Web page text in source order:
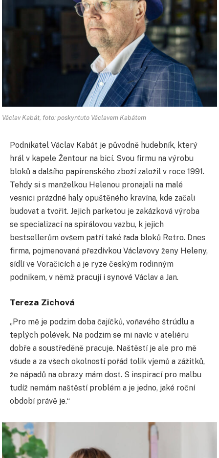
Václav Kabát, foto: poskyntuto Václavem Kabátem
Podnikatel Václav Kabát je původně hudebník, který
hrál v kapele Žentour na bicí. Svou firmu na výrobu
bloků a dalšího papírenského zboží založil v roce 1991.
Tehdy si s manželkou Helenou pronajali na malé
vesnici prázdné haly opuštěného kravína, kde začali
budovat a tvořit. Jejich parketou je zakázková výroba
se specializací na spirálovou vazbu, k jejich
bestsellerům ovšem patří také řada bloků Retro. Dnes
firma, pojmenovaná přezdívkou Václavovy ženy Heleny,
sídlí ve Voračicích a je ryze českým rodinným
podnikem, v němž pracují i synové Václav a Jan.
Tereza Zichová
„Pro mě je podzim doba čajíčků, voňavého štrúdlu a
teplých polévek. Na podzim se mi navíc v ateliéru
dobře a soustředěně pracuje. Naštěstí je ale pro mě
všude a za všech okolností pořád tolik vjemů a zážitků,
že nápadů na obrazy mám dost. S inspirací pro malbu
tudíž nemám naštěstí problém a je jedno, jaké roční
období právě je.“